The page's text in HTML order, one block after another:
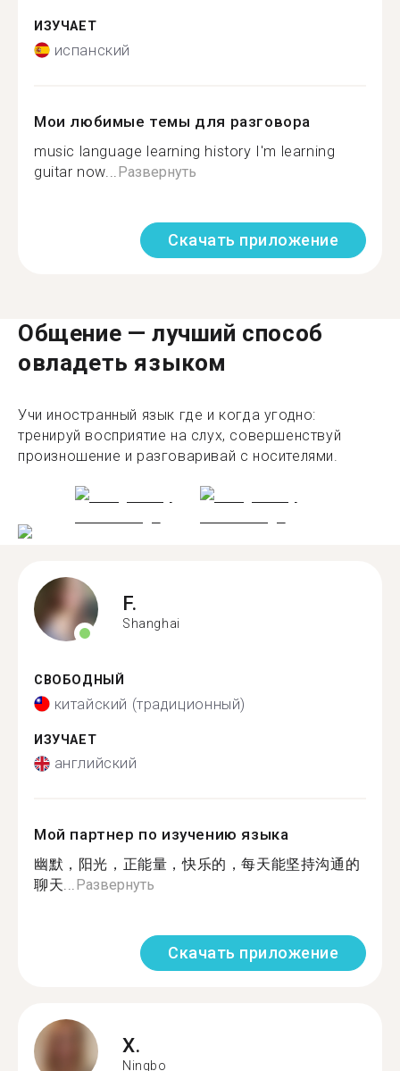
ИЗУЧАЕТ
испанский
Мои любимые темы для разговора
music language learning history I'm learning
guitar now... Развернуть
Скачать приложение
Общение — лучший способ
овладеть языком
Учи иностранный язык где и когда угодно:
тренируй восприятие на слух, совершенствуй
произношение и разговаривай с носителями.
F.
Shanghai
СВОБОДНЫЙ
китайский (традиционный)
ИЗУЧАЕТ
английский
Мой партнер по изучению языка
幽默，阳光，正能量，快乐的，每天能坚持沟通的
聊天...Развернуть
Скачать приложение
X.
Ningbo